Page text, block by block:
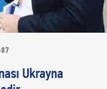
Ukrayna